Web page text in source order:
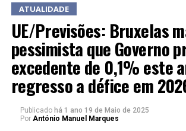
ATUALIDADE
UE/Previsões: Bruxelas
pessimista que Governo
excedente de 0,1% este
regresso a défice em
Publicado há 1 ano 19 de Maio de 2025
Por António Manuel Marques